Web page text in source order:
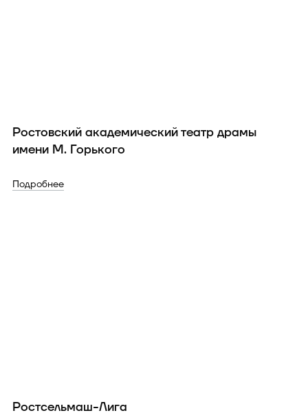
Ростовский академический театр драмы
имени М. Горького
Подробнее
Ростсельмаш-Лига